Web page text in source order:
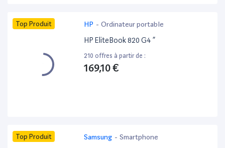
Top Produit HP - Ordinateur portable
HP EliteBook 820 G4 ”
210 offres à partir de :
169,10 €
Top Produit Samsung - Smartphone